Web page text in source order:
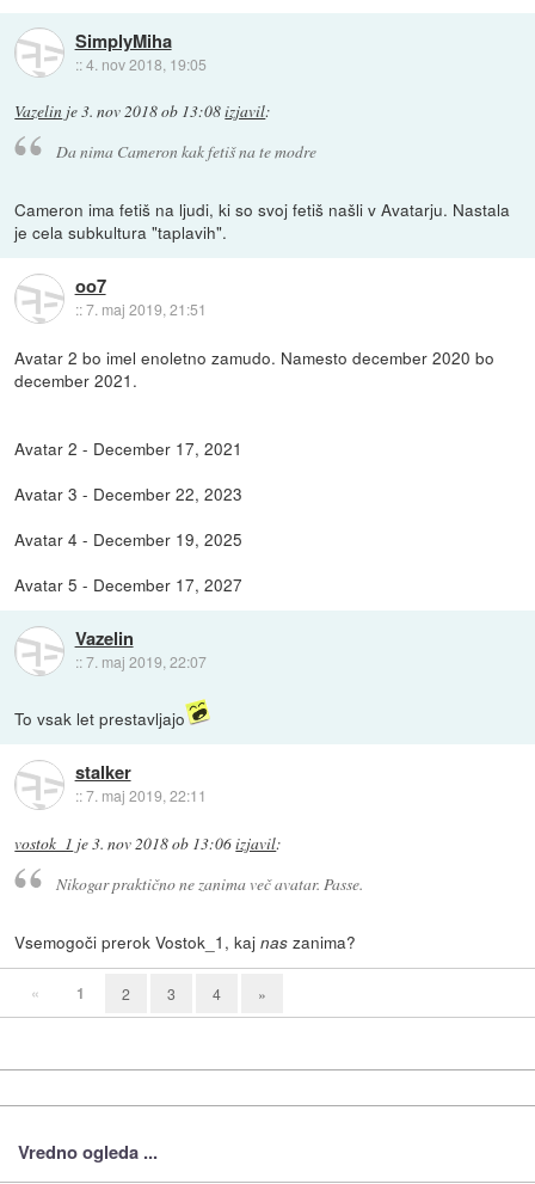
SimplyMiha
::4. nov 2018, 19:05
Vazelin je3. nov 2018 ob 13:08izjavil:
Da nima Cameron kak fetiš na te modre
Cameron ima fetiš na ljudi, ki so svoj fetiš našli v Avatarju. Nastala
je cela subkultura "taplavih".
oo7
::7. maj 2019, 21:51
Avatar 2 bo imel enoletno zamudo. Namesto december 2020 bo
december 2021.
Avatar 2 - December 17, 2021
Avatar 3 - December 22, 2023
Avatar 4 - December 19, 2025
Avatar 5 - December 17, 2027
Vazelin
::7. maj 2019, 22:07
To vsak let prestavljajo
stalker
::7. maj 2019, 22:11
vostok_1 je3. nov 2018 ob 13:06izjavil:
Nikogar praktično ne zanima več avatar. Passe.
Vsemogoči prerok Vostok_1, kajnas zanima?
« 1 2 3 4 »
Vredno ogleda ...